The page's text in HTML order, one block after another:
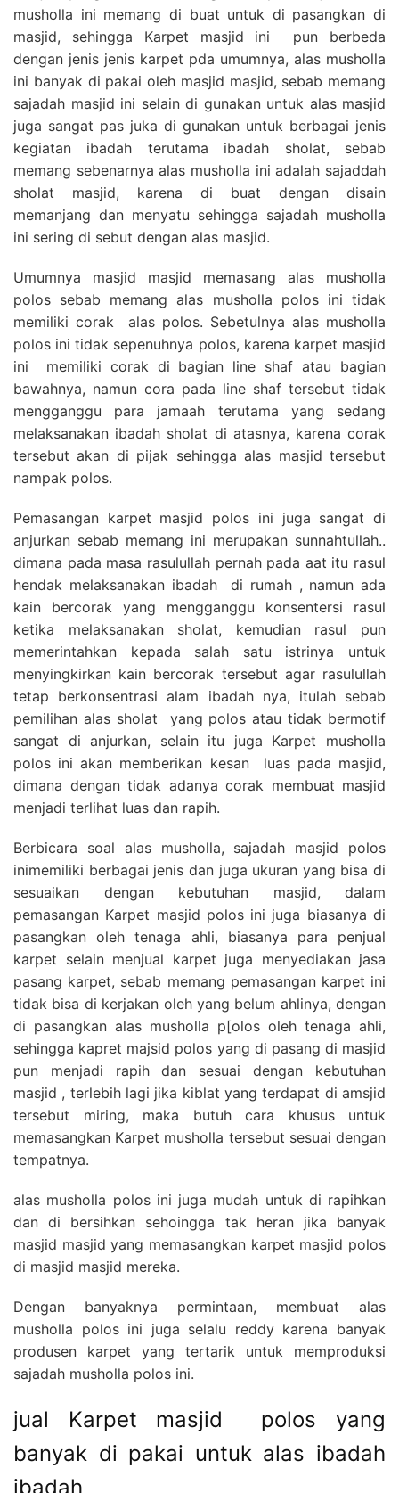
musholla ini memang di buat untuk di pasangkan di
masjid, sehingga Karpet masjid ini pun berbeda
dengan jenis jenis karpet pda umumnya, alas musholla
ini banyak di pakai oleh masjid masjid, sebab memang
sajadah masjid ini selain di gunakan untuk alas masjid
juga sangat pas juka di gunakan untuk berbagai jenis
kegiatan ibadah terutama ibadah sholat, sebab
memang sebenarnya alas musholla ini adalah sajaddah
sholat masjid, karena di buat dengan disain
memanjang dan menyatu sehingga sajadah musholla
ini sering di sebut dengan alas masjid.
Umumnya masjid masjid memasang alas musholla
polos sebab memang alas musholla polos ini tidak
memiliki corak alas polos. Sebetulnya alas musholla
polos ini tidak sepenuhnya polos, karena karpet masjid
ini memiliki corak di bagian line shaf atau bagian
bawahnya, namun cora pada line shaf tersebut tidak
mengganggu para jamaah terutama yang sedang
melaksanakan ibadah sholat di atasnya, karena corak
tersebut akan di pijak sehingga alas masjid tersebut
nampak polos.
Pemasangan karpet masjid polos ini juga sangat di
anjurkan sebab memang ini merupakan sunnahtullah..
dimana pada masa rasulullah pernah pada aat itu rasul
hendak melaksanakan ibadah di rumah , namun ada
kain bercorak yang mengganggu konsentersi rasul
ketika melaksanakan sholat, kemudian rasul pun
memerintahkan kepada salah satu istrinya untuk
menyingkirkan kain bercorak tersebut agar rasulullah
tetap berkonsentrasi alam ibadah nya, itulah sebab
pemilihan alas sholat yang polos atau tidak bermotif
sangat di anjurkan, selain itu juga Karpet musholla
polos ini akan memberikan kesan luas pada masjid,
dimana dengan tidak adanya corak membuat masjid
menjadi terlihat luas dan rapih.
Berbicara soal alas musholla, sajadah masjid polos
inimemiliki berbagai jenis dan juga ukuran yang bisa di
sesuaikan dengan kebutuhan masjid, dalam
pemasangan Karpet masjid polos ini juga biasanya di
pasangkan oleh tenaga ahli, biasanya para penjual
karpet selain menjual karpet juga menyediakan jasa
pasang karpet, sebab memang pemasangan karpet ini
tidak bisa di kerjakan oleh yang belum ahlinya, dengan
di pasangkan alas musholla p[olos oleh tenaga ahli,
sehingga kapret majsid polos yang di pasang di masjid
pun menjadi rapih dan sesuai dengan kebutuhan
masjid , terlebih lagi jika kiblat yang terdapat di amsjid
tersebut miring, maka butuh cara khusus untuk
memasangkan Karpet musholla tersebut sesuai dengan
tempatnya.
alas musholla polos ini juga mudah untuk di rapihkan
dan di bersihkan sehoingga tak heran jika banyak
masjid masjid yang memasangkan karpet masjid polos
di masjid masjid mereka.
Dengan banyaknya permintaan, membuat alas
musholla polos ini juga selalu reddy karena banyak
produsen karpet yang tertarik untuk memproduksi
sajadah musholla polos ini.
jual Karpet masjid polos yang
banyak di pakai untuk alas ibadah
ibadah